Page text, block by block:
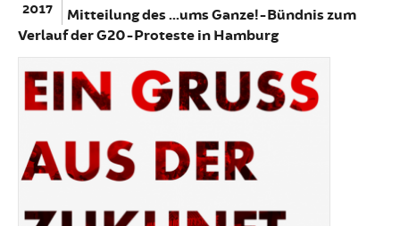
2017
Mitteilung des ...ums Ganze!-Bündnis zum
Verlauf der G20-Proteste in Hamburg